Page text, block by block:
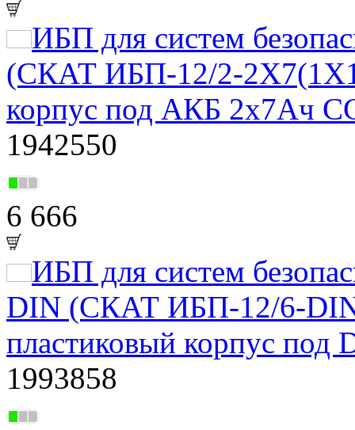
ИБП для систем
(СКАТ ИБП-12/2-
корпус под АКБ 2х7Ач
1942550
6 666
ИБП для систем
DIN (СКАТ ИБП-12/6-
пластиковый корпус
1993858